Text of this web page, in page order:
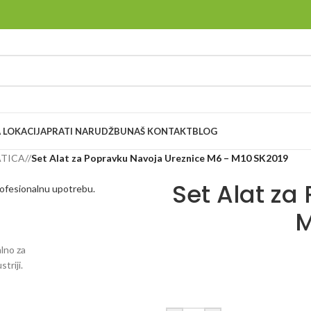
LOKACIJAPRATI NARUDŽBUNAŠ KONTAKTBLOG
/ Set Alat za Popravku Navoja Ureznice M6 – M10 SK2019
Set Alat za